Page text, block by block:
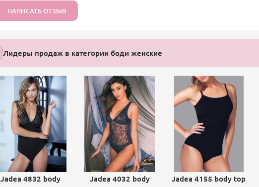
НАПИСАТЬ ОТЗЫВ
Лидеры продаж в категории боди женские
Jadea 4832 body Jadea 4032 body Jadea 4155 body top